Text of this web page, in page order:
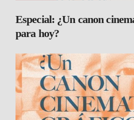
Especial: ¿Un canon
para hoy?